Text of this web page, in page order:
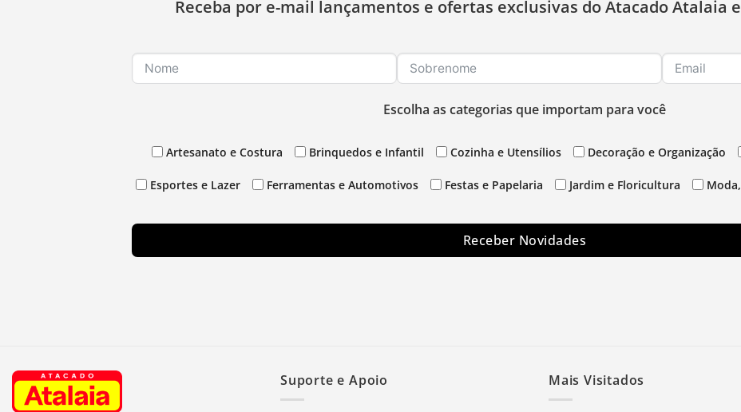
Receba por e-mail lançamentos e ofertas exclusivas do Atacado Atalaia
Escolha as categorias que importam para você
Artesanato e Costura Brinquedos e Infantil Cozinha e Utensílios Decoração e Organização
Esportes e Lazer Ferramentas e Automotivos Festas e Papelaria Jardim e Floricultura
Receber Novidades
Suporte e Apoio Mais Visitados